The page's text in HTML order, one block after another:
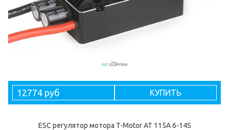
12774 руб КУПИТЬ
ESC регулятор мотора T-Motor AT 115A 6-14S